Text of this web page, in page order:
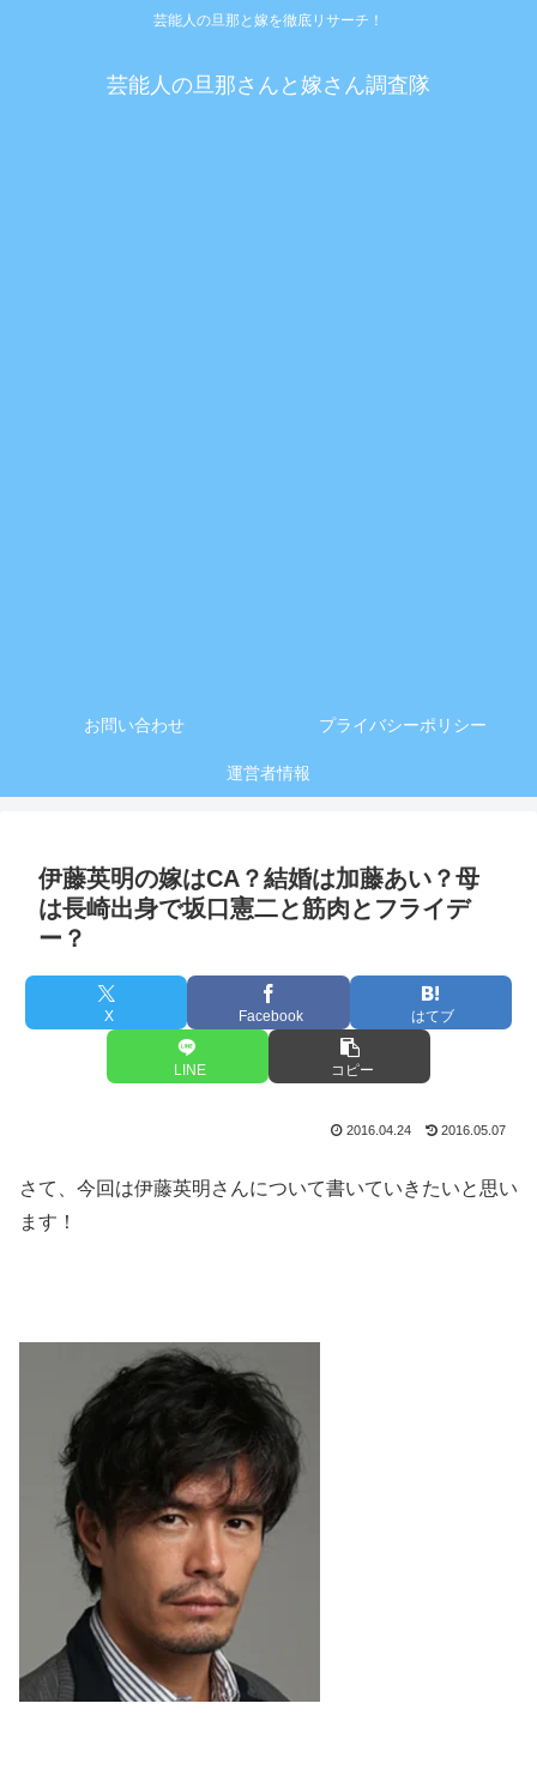
芸能人の旦那と嫁を徹底リサーチ！
芸能人の旦那さんと嫁さん調査隊
お問い合わせ プライバシーポリシー
運営者情報
伊藤英明の嫁はCA？結婚は加藤あい？母
は長崎出身で坂口憲二と筋肉とフライデ
ー？
X Facebook はてブ
LINE コピー
2016.04.24 2016.05.07
さて、今回は伊藤英明さんについて書いていきたいと思い
ます！